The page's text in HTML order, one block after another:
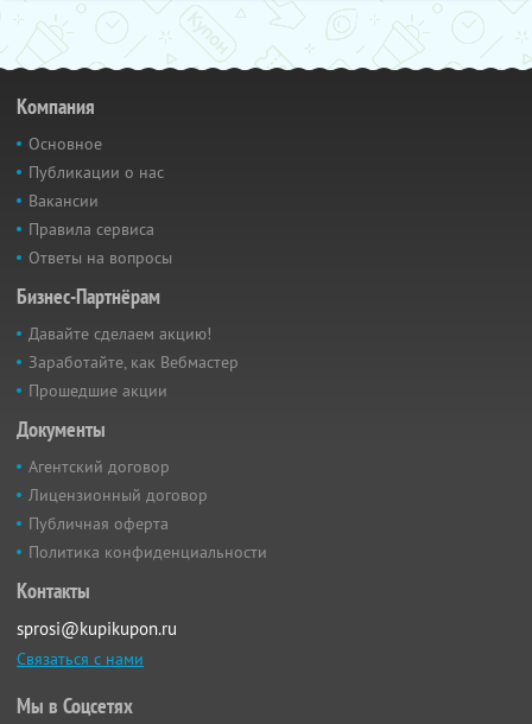
Компания
Основное
Публикации о нас
Вакансии
Правила сервиса
Ответы на вопросы
Бизнес-Партнёрам
Давайте сделаем акцию!
Заработайте, как Вебмастер
Прошедшие акции
Документы
Агентский договор
Лицензионный договор
Публичная оферта
Политика конфиденциальности
Контакты
sprosi@kupikupon.ru
Связаться с нами
Мы в Соцсетях